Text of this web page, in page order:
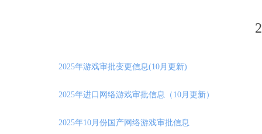
2025年游戏审批变更信息(10月更新)
2025年进口网络游戏审批信息（10月更新）
2025年10月份国产网络游戏审批信息